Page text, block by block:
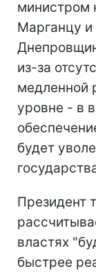
министром
Марганцу и
из-за
медленной
уровне - в
будет
Президент
властях
быстрее